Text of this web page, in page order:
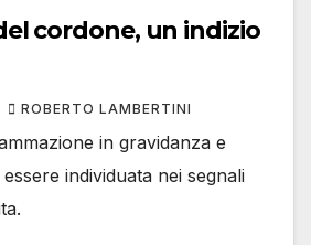
cordone, un indizio
ROBERTO LAMBERTINI
in gravidanza e
individuata nei segnali